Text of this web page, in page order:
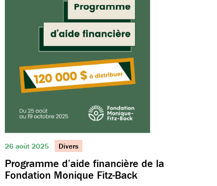
26 août 2025 Divers
Programme d’aide financière de la
Fondation Monique Fitz-Back